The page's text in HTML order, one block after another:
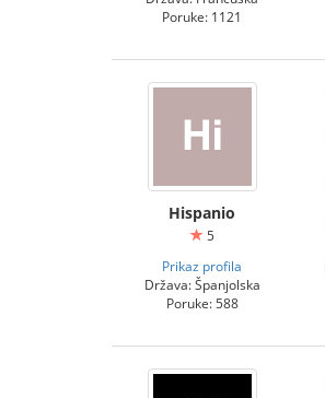
Poruke: 1121
Hispanio
5
Prikaz profila
Država: Španjolska
Poruke: 588